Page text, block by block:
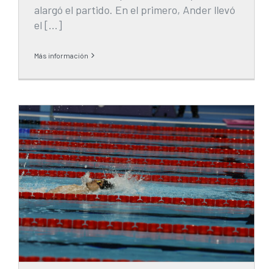
alargó el partido. En el primero, Ander llevó
el [...]
Más información
NUEVA MEDALLA PARA IÑIGO
LLOPIS